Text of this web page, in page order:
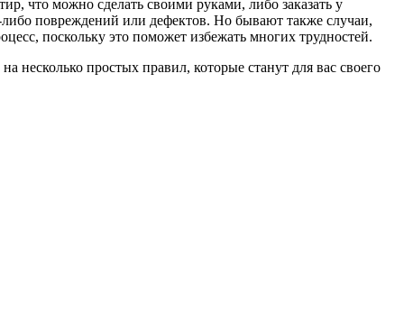
что можно сделать своими руками, либо заказать у
повреждений или дефектов. Но бывают также случаи,
поскольку это поможет избежать многих трудностей.
несколько простых правил, которые станут для вас своего